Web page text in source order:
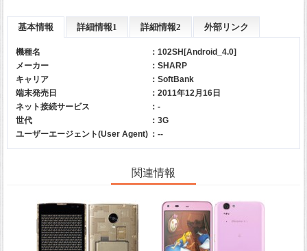
基本情報 詳細情報1 詳細情報2 外部リンク
機種名
：102SH[Android_4.0]
メーカー
： SHARP
キャリア
： SoftBank
端末発売日
：2011年12月16日
ネット接続サービス
：-
世代
：3G
ユーザーエージェント(User Agent) ：--
関連情報